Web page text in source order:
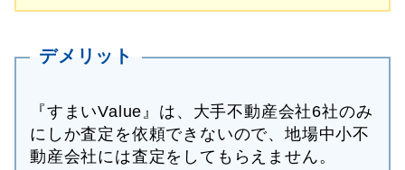
デメリット
『すまいValue』は、大手不動産会社6社のみ
にしか査定を依頼できないので、地場中小不
動産会社には査定をしてもらえません。